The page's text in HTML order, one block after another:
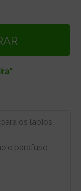
os lábios
e parafuso